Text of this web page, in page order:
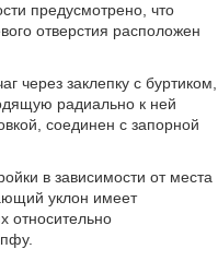
предусмотрено, что
отверстия расположен
через заклепку с буртиком,
радиально к ней
соединен с запорной
в зависимости от места
уклон имеет
относительно